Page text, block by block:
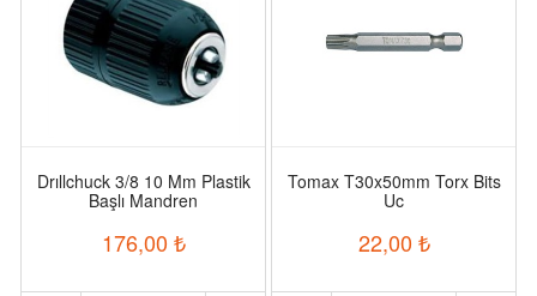
Drıllchuck 3/8 10 Mm Plastik
Başlı Mandren
176,00 ₺
Tomax T30x50mm Torx Bits
Uc
22,00 ₺